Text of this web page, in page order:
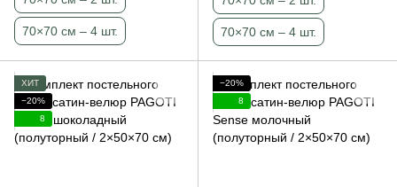
70×70 см – 4 шт. 70×70 см – 4 шт.
ХИТ
−20%
8
−20%
8